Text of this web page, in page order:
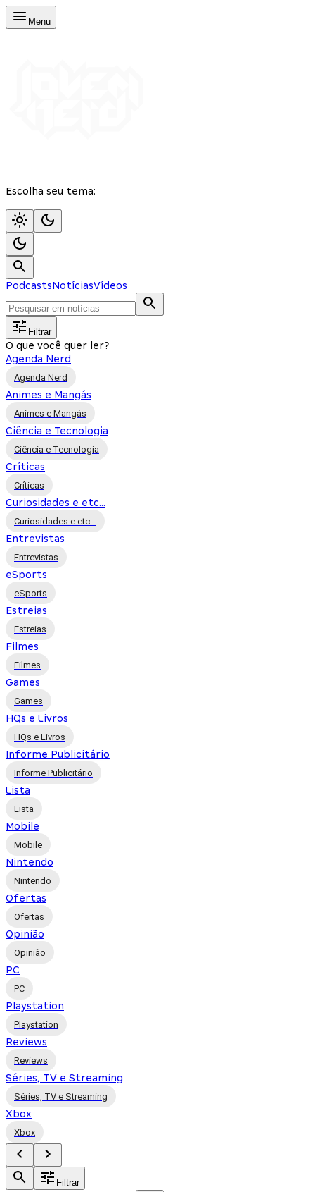
Menu
Escolha seu tema:
PodcastsNotíciasVídeos
Filtrar
O que você quer ler?
Agenda Nerd
Agenda Nerd
Animes e Mangás
Animes e Mangás
Ciência e Tecnologia
Ciência e Tecnologia
Críticas
Críticas
Curiosidades e etc...
Curiosidades e etc...
Entrevistas
Entrevistas
eSports
eSports
Estreias
Estreias
Filmes
Filmes
Games
Games
HQs e Livros
HQs e Livros
Informe Publicitário
Informe Publicitário
Lista
Lista
Mobile
Mobile
Nintendo
Nintendo
Ofertas
Ofertas
Opinião
Opinião
PC
PC
Playstation
Playstation
Reviews
Reviews
Séries, TV e Streaming
Séries, TV e Streaming
Xbox
Xbox
Filtrar